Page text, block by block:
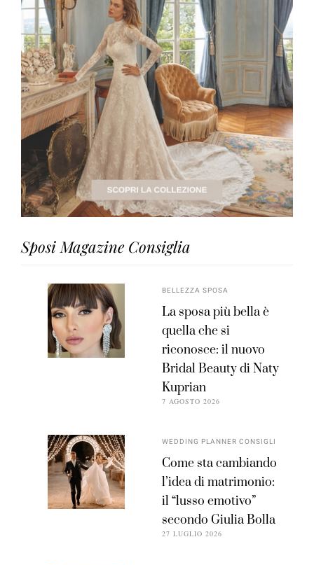
Sposi Magazine Consiglia
BELLEZZA SPOSA
La sposa più bella è
quella che si
riconosce: il nuovo
Bridal Beauty di Naty
Kuprian
7 AGOSTO 2026
WEDDING PLANNER CONSIGLI
Come sta cambiando
l’idea di matrimonio:
il “lusso emotivo”
secondo Giulia Bolla
27 LUGLIO 2026